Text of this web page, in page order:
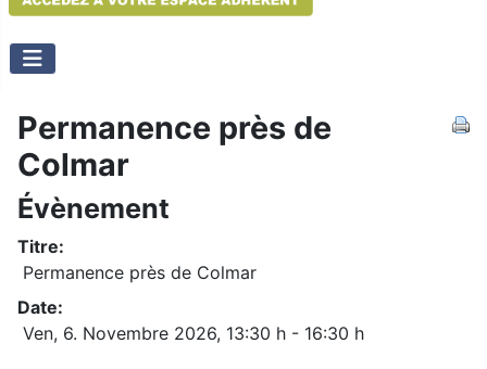
Permanence près de
Colmar
Évènement
Titre:
Permanence près de Colmar
Date:
Ven, 6. Novembre 2026, 13:30 h - 16:30 h